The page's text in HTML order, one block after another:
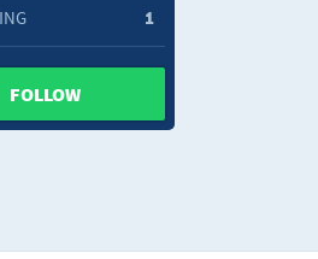
1
FOLLOW